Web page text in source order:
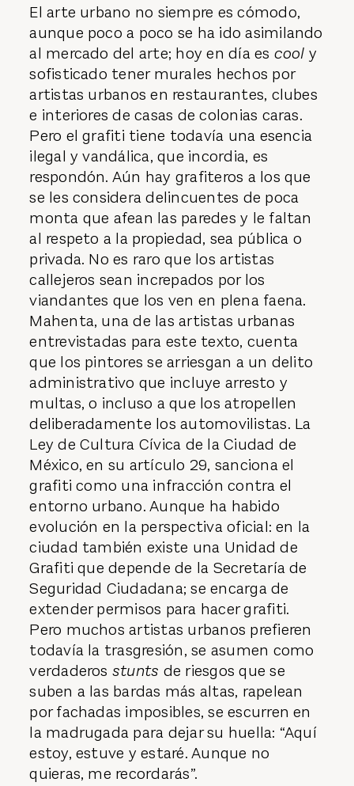
El arte urbano no siempre es cómodo,
aunque poco a poco se ha ido asimilando
al mercado del arte; hoy en día es cool y
sofisticado tener murales hechos por
artistas urbanos en restaurantes, clubes
e interiores de casas de colonias caras.
Pero el grafiti tiene todavía una esencia
ilegal y vandálica, que incordia, es
respondón. Aún hay grafiteros a los que
se les considera delincuentes de poca
monta que afean las paredes y le faltan
al respeto a la propiedad, sea pública o
privada. No es raro que los artistas
callejeros sean increpados por los
viandantes que los ven en plena faena.
Mahenta, una de las artistas urbanas
entrevistadas para este texto, cuenta
que los pintores se arriesgan a un delito
administrativo que incluye arresto y
multas, o incluso a que los atropellen
deliberadamente los automovilistas. La
Ley de Cultura Cívica de la Ciudad de
México, en su artículo 29, sanciona el
grafiti como una infracción contra el
entorno urbano. Aunque ha habido
evolución en la perspectiva oficial: en la
ciudad también existe una Unidad de
Grafiti que depende de la Secretaría de
Seguridad Ciudadana; se encarga de
extender permisos para hacer grafiti.
Pero muchos artistas urbanos prefieren
todavía la trasgresión, se asumen como
verdaderos stunts de riesgos que se
suben a las bardas más altas, rapelean
por fachadas imposibles, se escurren en
la madrugada para dejar su huella: “Aquí
estoy, estuve y estaré. Aunque no
quieras, me recordarás”.